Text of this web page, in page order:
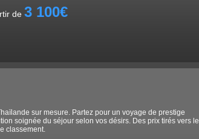
de 3 100€
sur mesure. Partez pour un voyage de prestige
soignée du séjour selon vos désirs. Des prix tirés vers le
classement.